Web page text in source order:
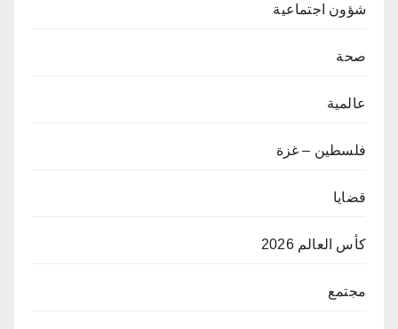
شؤون اجتماعية
صحة
عالمية
فلسطين – غزة
قضايا
كأس العالم 2026
مجتمع